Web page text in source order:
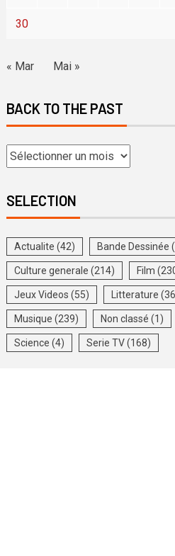
30
« Mar Mai »
BACK TO THE PAST
SELECTION
Actualite (42) Bande Dessinée
Culture generale (214) Film
Jeux Videos (55) Litterature
Musique (239) Non classé (1)
Science (4) Serie TV(168)